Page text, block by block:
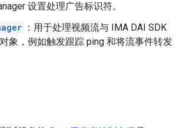
设置处理广告标识符。
：用于处理视频流与 IMA DAI SDK
象，例如触发跟踪 ping 和将流事件转发